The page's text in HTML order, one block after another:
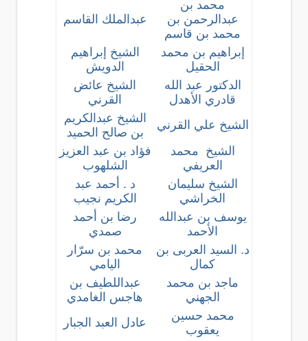
محمد بن
عبدالرحمن بن
محمد بن قاسم
عبدالملك القاسم
إبراهيم بن محمد
الحقيل
الشيخ إبراهيم
الدويش
الدكتور عبد الله
قادري الأهدل
الشيخ عائض
القرني
الشيخ علي القرني
الشيخ عبدالكريم
بن صالح الحميد
الشيخ محمد
العريفي
فؤاد بن عبد العزيز
الشلهوب
الشيخ سليمان
الخراشي
د . أحمد عبد
الكريم نجيب
يوسف بن عبدالله
الأحمد
رضا بن أحمد
صمدي
د. السيد العربى بن
كمال
محمد بن سرّار
اليامي
ماجد بن محمد
الجهني
عبداللطيف بن
هاجس الغامدي
محمد حسين
يعقوب
عادل العبد الجبار